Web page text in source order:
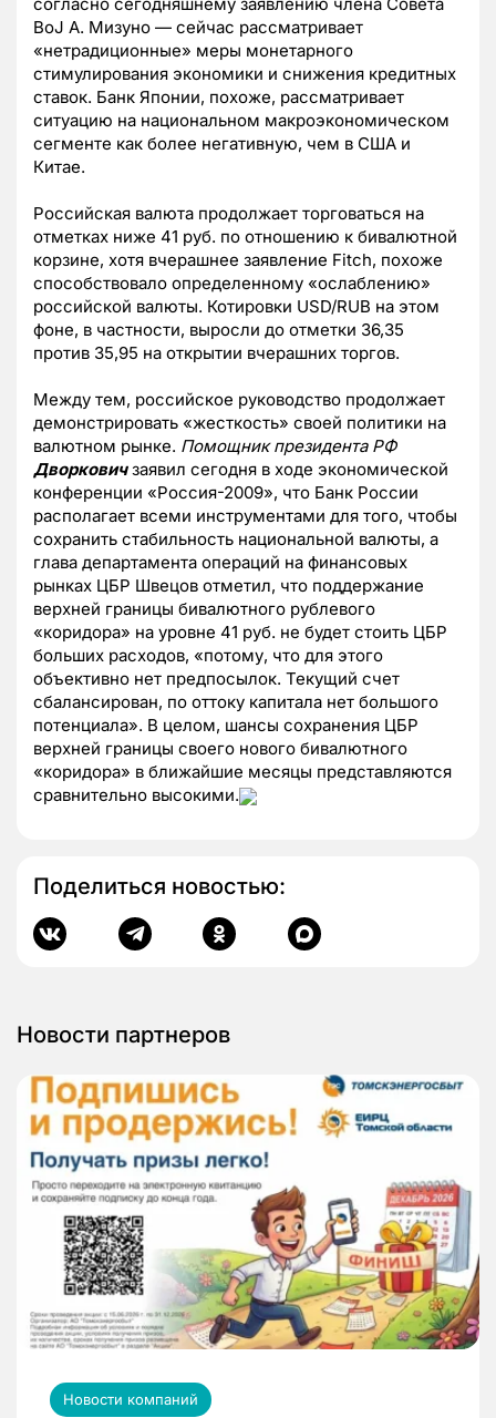
согласно сегодняшнему заявлению члена Совета
BoJ А. Мизуно — сейчас рассматривает
«нетрадиционные» меры монетарного
стимулирования экономики и снижения кредитных
ставок. Банк Японии, похоже, рассматривает
ситуацию на национальном макроэкономическом
сегменте как более негативную, чем в США и
Китае.
Российская валюта продолжает торговаться на
отметках ниже 41 руб. по отношению к бивалютной
корзине, хотя вчерашнее заявление Fitch, похоже
способствовало определенному «ослаблению»
российской валюты. Котировки USD/RUB на этом
фоне, в частности, выросли до отметки 36,35
против 35,95 на открытии вчерашних торгов.
Между тем, российское руководство продолжает
демонстрировать «жесткость» своей политики на
валютном рынке. Помощник президента РФ
Дворкович заявил сегодня в ходе экономической
конференции «Россия-2009», что Банк России
располагает всеми инструментами для того, чтобы
сохранить стабильность национальной валюты, а
глава департамента операций на финансовых
рынках ЦБР Швецов отметил, что поддержание
верхней границы бивалютного рублевого
«коридора» на уровне 41 руб. не будет стоить ЦБР
больших расходов, «потому, что для этого
объективно нет предпосылок. Текущий счет
сбалансирован, по оттоку капитала нет большого
потенциала». В целом, шансы сохранения ЦБР
верхней границы своего нового бивалютного
«коридора» в ближайшие месяцы представляются
сравнительно высокими.
Поделиться новостью:
Новости партнеров
Новости компаний